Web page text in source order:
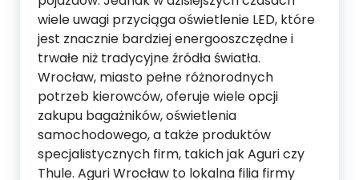
wiele uwagi przyciąga oświetlenie LED, które
jest znacznie bardziej energooszczędne i
trwałe niż tradycyjne źródła światła.
Wrocław, miasto pełne różnorodnych
potrzeb kierowców, oferuje wiele opcji
zakupu bagażników, oświetlenia
samochodowego, a także produktów
specjalistycznych firm, takich jak Aguri czy
Thule. Aguri Wrocław to lokalna filia firmy